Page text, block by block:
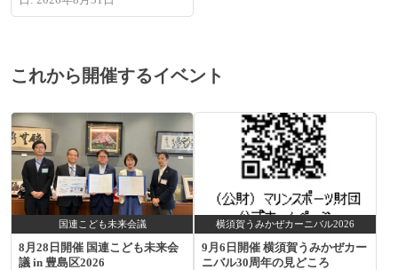
これから開催するイベント
国連こども未来会議
8月28日開催 国連こども未来会
議 in 豊島区2026
横須賀うみかぜカーニバル2026
9月6日開催 横須賀うみかぜカー
ニバル30周年の見どころ